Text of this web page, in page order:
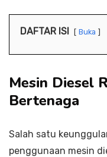
DAFTAR ISI Buka
Mesin Diesel
Bertenaga
Salah satu
penggunaan mesin